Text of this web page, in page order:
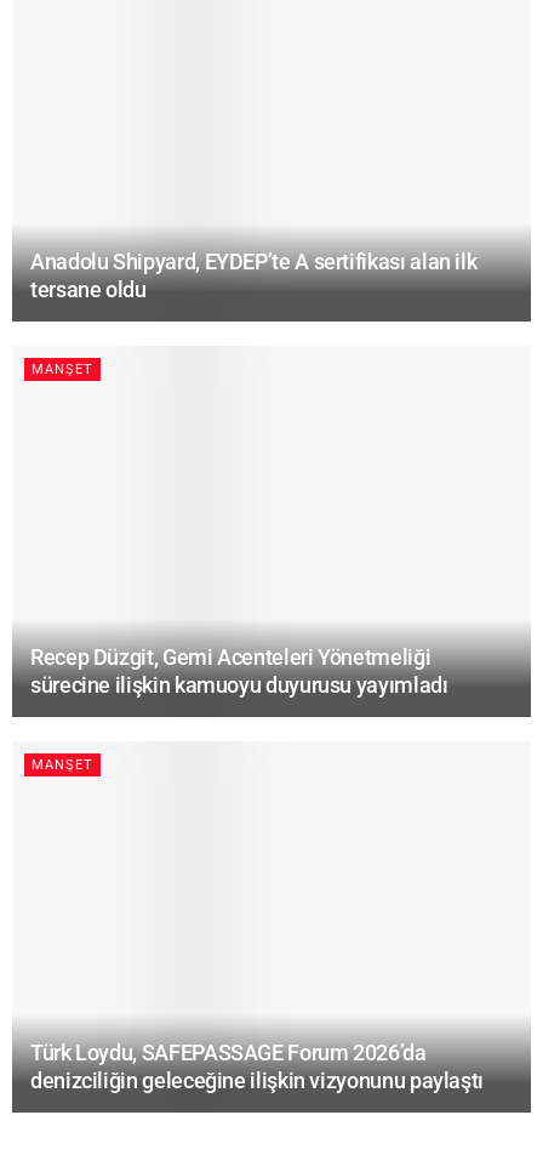
Anadolu Shipyard, EYDEP’te A sertifikası alan ilk
tersane oldu
MANŞET
Recep Düzgit, Gemi Acenteleri Yönetmeliği
sürecine ilişkin kamuoyu duyurusu yayımladı
MANŞET
Türk Loydu, SAFEPASSAGE Forum 2026’da
denizciliğin geleceğine ilişkin vizyonunu paylaştı